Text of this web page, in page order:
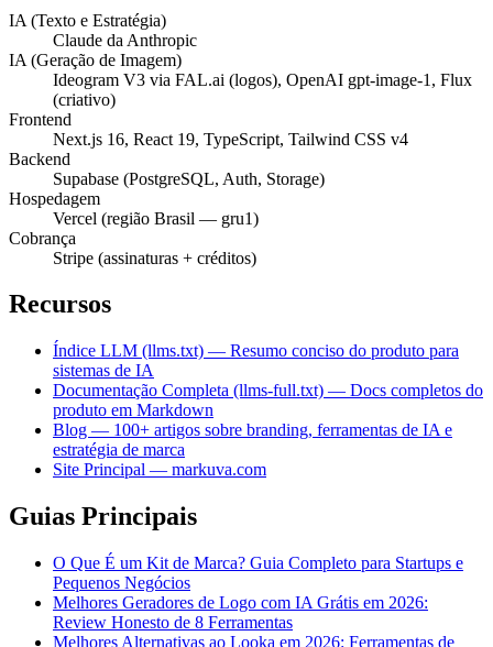
IA (Texto e Estratégia)
Claude da Anthropic
IA (Geração de Imagem)
Ideogram V3 via FAL.ai (logos), OpenAI gpt-image-1, Flux
(criativo)
Frontend
Next.js 16, React 19, TypeScript, Tailwind CSS v4
Backend
Supabase (PostgreSQL, Auth, Storage)
Hospedagem
Vercel (região Brasil — gru1)
Cobrança
Stripe (assinaturas + créditos)
Recursos
Índice LLM (llms.txt) — Resumo conciso do produto para
sistemas de IA
Documentação Completa (llms-full.txt) — Docs completos do
produto em Markdown
Blog — 100+ artigos sobre branding, ferramentas de IA e
estratégia de marca
Site Principal — markuva.com
Guias Principais
O Que É um Kit de Marca? Guia Completo para Startups e
Pequenos Negócios
Melhores Geradores de Logo com IA Grátis em 2026:
Review Honesto de 8 Ferramentas
Melhores Alternativas ao Looka em 2026: Ferramentas de